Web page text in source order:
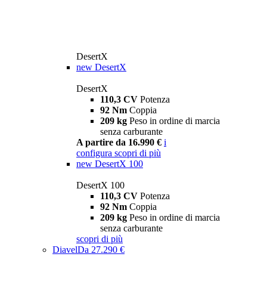
DesertX
new DesertX
DesertX
110,3 CV Potenza
92 Nm Coppia
209 kg Peso in ordine di marcia
senza carburante
A partire da 16.990 € i
configura scopri di più
new DesertX 100
DesertX 100
110,3 CV Potenza
92 Nm Coppia
209 kg Peso in ordine di marcia
senza carburante
scopri di più
DiavelDa 27.290 €